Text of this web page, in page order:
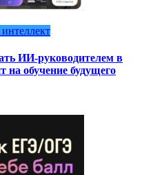
ИИ-руководителем в
на обучение будущего